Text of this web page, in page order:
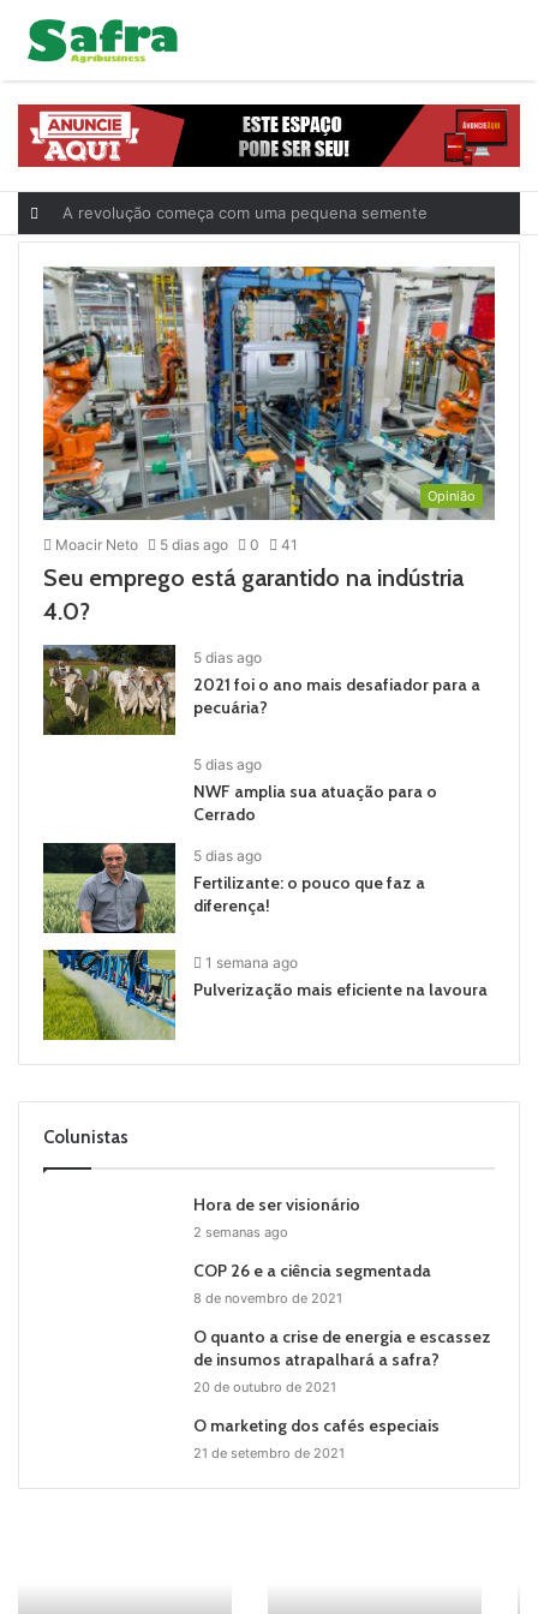
A revolução começa com uma pequena semente
Opinião
Moacir Neto 5 dias ago 0 41
Seu emprego está garantido na indústria
4.0?
5 dias ago
2021 foi o ano mais desafiador para a
pecuária?
5 dias ago
NWF amplia sua atuação para o
Cerrado
5 dias ago
Fertilizante: o pouco que faz a
diferença!
1 semana ago
Pulverização mais eficiente na lavoura
Colunistas
Hora de ser visionário
2 semanas ago
COP 26 e a ciência segmentada
8 de novembro de 2021
O quanto a crise de energia e escassez
de insumos atrapalhará a safra?
20 de outubro de 2021
O marketing dos cafés especiais
21 de setembro de 2021